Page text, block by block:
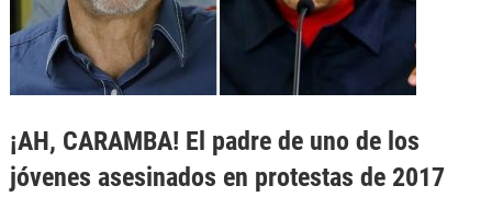
¡AH, CARAMBA! El padre de uno de los
jóvenes asesinados en protestas de 2017